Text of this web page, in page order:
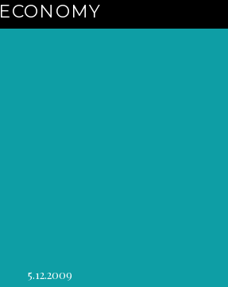
ECONOMY
5.12.2009